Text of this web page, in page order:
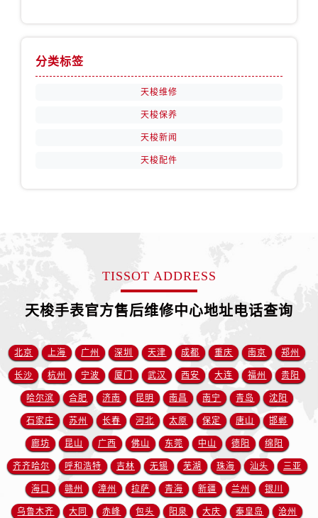
江苏省扬州市邗江区国展路29号星耀天地写字楼1号楼18层1803室售后服务中心（需提前预约）
江西省九江市浔阳区浔阳路售后服务中心（需提前预约）
江西省萍乡市安源区萍安北大道与康庄路交叉口售后服务中心（需提前预约）
江西省上饶市信州区滨江西路售后服务中心（需提前预约）
江西省新余市渝水区北湖西路售后服务中心（需提前预约）
江西省宜春市袁州区中山中路售后服务中心（需提前预约）
江西省鹰潭市月湖区胜利东路售后服务中心（需提前预约）
山东省德州市德城区东风中路售后服务中心（需提前预约）
山东省东营市东营区济南路售后服务中心（需提前预约）
山东省济南市历下区经十路11111号华润中心写字楼（万象城）15层1508室售后服务中心（需提前预约）
山东省济宁市任城区太白楼路售后服务中心（需提前预约）
分类标签
天梭维修
天梭保养
天梭新闻
天梭配件
TISSOT ADDRESS
天梭手表官方售后维修中心地址电话查询
北京 上海 广州 深圳 天津 成都 重庆 南京 郑州
长沙 杭州 宁波 厦门 武汉 西安 大连 福州 贵阳
哈尔滨 合肥 济南 昆明 南昌 南宁 青岛 沈阳
石家庄 苏州 长春 河北 太原 保定 唐山 邯郸
廊坊 昆山 广西 佛山 东莞 中山 德阳 绵阳
齐齐哈尔 呼和浩特 吉林 无锡 芜湖 珠海 汕头 三亚
海口 赣州 漳州 拉萨 青海 新疆 兰州 银川
乌鲁木齐 大同 赤峰 包头 阳泉 大庆 秦皇岛 沧州